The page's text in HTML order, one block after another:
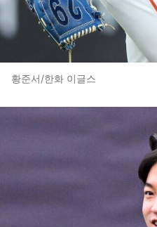
황준서/한화 이글스